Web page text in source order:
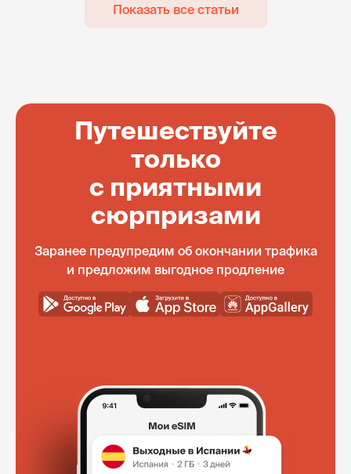
Показать все статьи
Путешествуйте
только
с приятными
сюрпризами
Заранее предупредим об окончании трафика
и предложим выгодное продление